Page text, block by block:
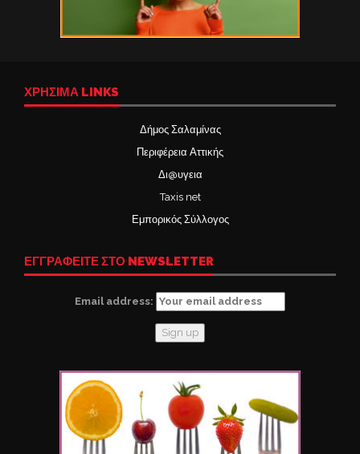
ΧΡΉΣΙΜΑ LINKS
Δήμος Σαλαμίνας
Περιφέρεια Αττικής
Δι@υγεια
Taxis net
Εμπορικός Σύλλογος
ΕΓΓΡΑΦΕΙΤΕ ΣΤΟ NEWSLETTER
Email address: